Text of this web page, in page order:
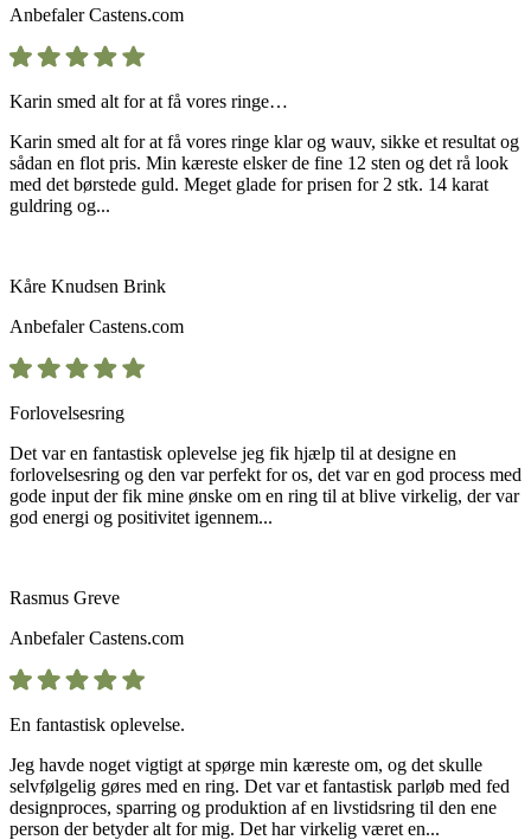
AnbefalerCastens.com
Karin smed alt for at få vores ringe…
Karin smed alt for at få vores ringe klar og wauv, sikke et resultat og
sådan en flot pris. Min kæreste elsker de fine 12 sten og det rå look
med det børstede guld. Meget glade for prisen for 2 stk. 14 karat
guldring og...
Kåre Knudsen Brink
AnbefalerCastens.com
Forlovelsesring
Det var en fantastisk oplevelse jeg fik hjælp til at designe en
forlovelsesring og den var perfekt for os, det var en god process med
gode input der fik mine ønske om en ring til at blive virkelig, der var
god energi og positivitet igennem...
Rasmus Greve
AnbefalerCastens.com
En fantastisk oplevelse.
Jeg havde noget vigtigt at spørge min kæreste om, og det skulle
selvfølgelig gøres med en ring. Det var et fantastisk parløb med fed
designproces, sparring og produktion af en livstidsring til den ene
person der betyder alt for mig. Det har virkelig været en...